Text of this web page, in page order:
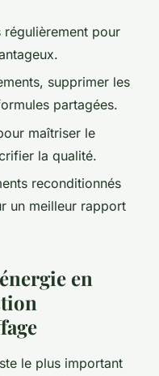
régulièrement pour
supprimer les
partagées.
maîtriser le
la qualité.
reconditionnés
un meilleur rapport
en
le plus important